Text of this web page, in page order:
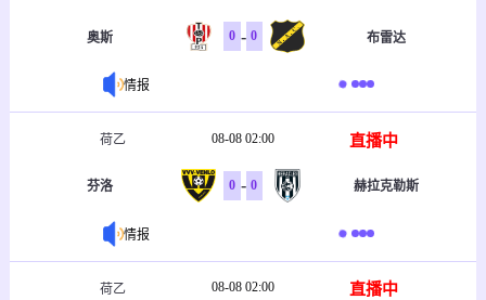
奥斯 0 - 0 布雷达
情报
荷乙 08-08 02:00 直播中
芬洛 0 - 0 赫拉克勒斯
情报
荷乙 08-08 02:00 直播中